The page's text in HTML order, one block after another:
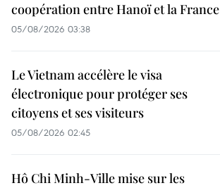
coopération entre Hanoï et la France
05/08/2026 03:38
Le Vietnam accélère le visa
électronique pour protéger ses
citoyens et ses visiteurs
05/08/2026 02:45
Hô Chi Minh-Ville mise sur les